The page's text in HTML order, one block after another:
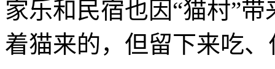
家乐和民宿也因“猫村”
着猫来的，但留下来吃